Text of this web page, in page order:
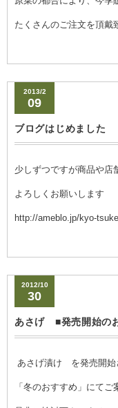
たくさんのご注文を頂戴
2013/2
09
ブログはじめました
少しずつですが商品や店
よろしくお願いします
http://ameblo.jp/kyo-
2012/10
30
あさげ ■発売開始の
あさげ漬け を発売開始
「冬のおすすめ」にてご